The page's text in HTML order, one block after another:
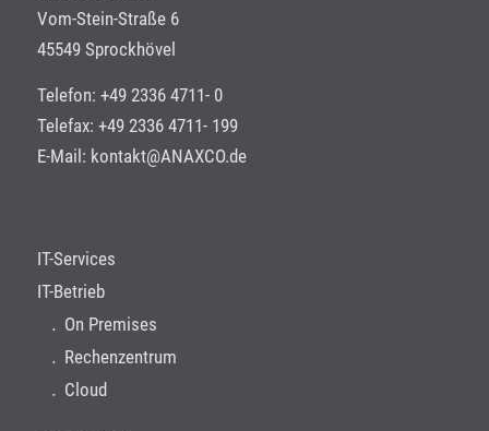
Vom-Stein-Straße 6
45549 Sprockhövel
Telefon: +49 2336 4711- 0
Telefax: +49 2336 4711- 199
E-Mail: kontakt@ANAXCO.de
IT-Services
IT-Betrieb
On Premises
Rechenzentrum
Cloud